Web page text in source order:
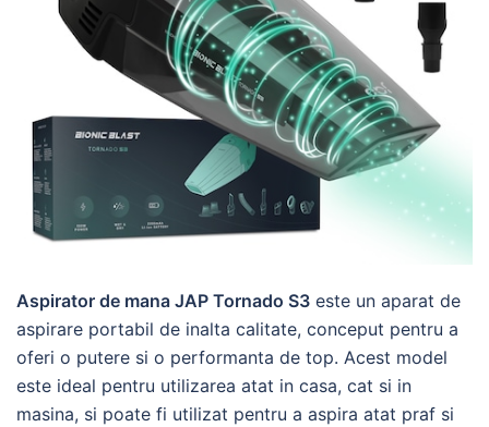
Aspirator de mana JAP Tornado S3 este un aparat de
aspirare portabil de inalta calitate, conceput pentru a
oferi o putere si o performanta de top. Acest model
este ideal pentru utilizarea atat in casa, cat si in
masina, si poate fi utilizat pentru a aspira atat praf si